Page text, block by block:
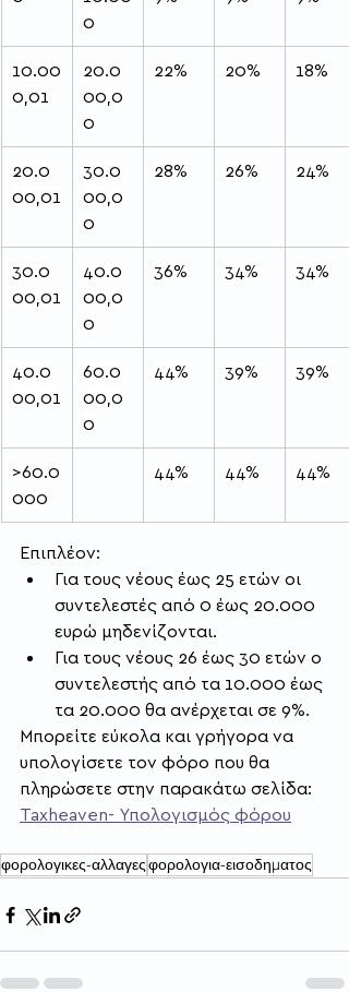
0
10.00
0,01
20.0
00,0
0
22% 20% 18%
20.0
00,01
30.0
00,0
0
28% 26% 24%
30.0
00,01
40.0
00,0
0
36% 34% 34%
40.0
00,01
60.0
00,0
0
44% 39% 39%
>60.0
000
44% 44% 44%
Επιπλέον:
Για τους νέους έως 25 ετών oι
συντελεστές από 0 έως 20.000
ευρώ μηδενίζονται.
Για τους νέους 26 έως 30 ετών ο
συντελεστής από τα 10.000 έως
τα 20.000 θα ανέρχεται σε 9%.
Μπορείτε εύκολα και γρήγορα να
υπολογίσετε τον φόρο που θα
πληρώσετε στην παρακάτω σελίδα:
Taxheaven- Υπολογισμός φόρου
φορολογικες-αλλαγεςφορολογια-εισοδηματος